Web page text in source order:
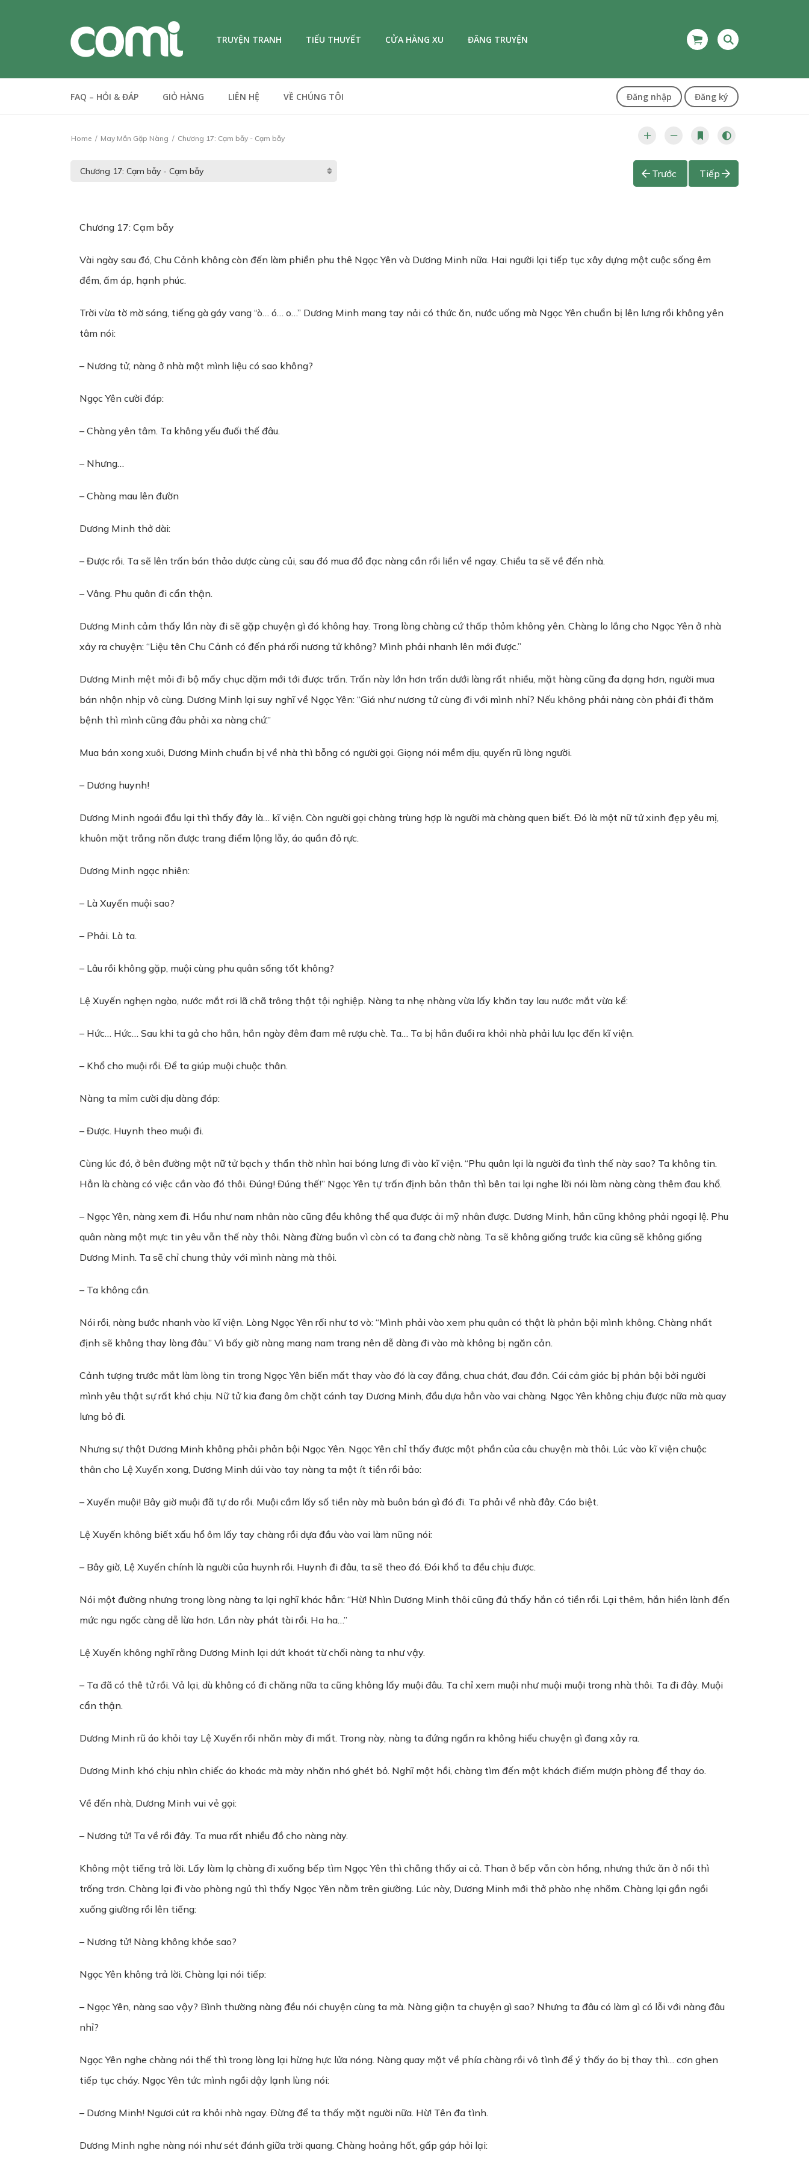
TRUYỆN TRANH TIỂU THUYẾT CỬA HÀNG XU ĐĂNG TRUYỆN
FAQ – HỎI & ĐÁP GIỎ HÀNG LIÊN HỆ VỀ CHÚNG TÔI Đăng nhập Đăng ký
Home May Mắn Gặp Nàng Chương 17: Cạm bẫy - Cạm bẫy
Trước Tiếp
Chương 17: Cạm bẫy
Vài ngày sau đó, Chu Cảnh không còn đến làm phiền phu thê Ngọc Yên và Dương Minh nữa. Hai người lại tiếp tục xây dựng một cuộc sống êm
đềm, ấm áp, hạnh phúc.
Trời vừa tờ mờ sáng, tiếng gà gáy vang “ò… ó… o…” Dương Minh mang tay nải có thức ăn, nước uống mà Ngọc Yên chuẩn bị lên lưng rồi không yên
tâm nói:
– Nương tử, nàng ở nhà một mình liệu có sao không?
Ngọc Yên cười đáp:
– Chàng yên tâm. Ta không yếu đuối thế đâu.
– Nhưng…
– Chàng mau lên đườn
Dương Minh thở dài:
– Được rồi. Ta sẽ lên trấn bán thảo dược cùng củi, sau đó mua đồ đạc nàng cần rồi liền về ngay. Chiều ta sẽ về đến nhà.
– Vâng. Phu quân đi cẩn thận.
Dương Minh cảm thấy lần này đi sẽ gặp chuyện gì đó không hay. Trong lòng chàng cứ thấp thỏm không yên. Chàng lo lắng cho Ngọc Yên ở nhà
xảy ra chuyện: “Liệu tên Chu Cảnh có đến phá rối nương tử không? Mình phải nhanh lên mới được.”
Dương Minh mệt mỏi đi bộ mấy chục dặm mới tới được trấn. Trấn này lớn hơn trấn dưới làng rất nhiều, mặt hàng cũng đa dạng hơn, người mua
bán nhộn nhịp vô cùng. Dương Minh lại suy nghĩ về Ngọc Yên: “Giá như nương tử cùng đi với mình nhỉ? Nếu không phải nàng còn phải đi thăm
bệnh thì mình cũng đâu phải xa nàng chứ.”
Mua bán xong xuôi, Dương Minh chuẩn bị về nhà thì bỗng có người gọi. Giọng nói mềm dịu, quyến rũ lòng người.
– Dương huynh!
Dương Minh ngoái đầu lại thì thấy đây là… kĩ viện. Còn người gọi chàng trùng hợp là người mà chàng quen biết. Đó là một nữ tử xinh đẹp yêu mị,
khuôn mặt trắng nõn được trang điểm lộng lẫy, áo quần đỏ rực.
Dương Minh ngạc nhiên:
– Là Xuyến muội sao?
– Phải. Là ta.
– Lâu rồi không gặp, muội cùng phu quân sống tốt không?
Lệ Xuyến nghẹn ngào, nước mắt rơi lã chã trông thật tội nghiệp. Nàng ta nhẹ nhàng vừa lấy khăn tay lau nước mắt vừa kể:
– Hức… Hức… Sau khi ta gả cho hắn, hắn ngày đêm đam mê rượu chè. Ta… Ta bị hắn đuổi ra khỏi nhà phải lưu lạc đến kĩ viện.
– Khổ cho muội rồi. Để ta giúp muội chuộc thân.
Nàng ta mỉm cười dịu dàng đáp:
– Được. Huynh theo muội đi.
Cùng lúc đó, ở bên đường một nữ tử bạch y thẩn thờ nhìn hai bóng lưng đi vào kĩ viện. “Phu quân lại là người đa tình thế này sao? Ta không tin.
Hẳn là chàng có việc cần vào đó thôi. Đúng! Đúng thế!” Ngọc Yên tự trấn định bản thân thì bên tai lại nghe lời nói làm nàng càng thêm đau khổ.
– Ngọc Yên, nàng xem đi. Hầu như nam nhân nào cũng đều không thể qua được ải mỹ nhân được. Dương Minh, hắn cũng không phải ngoại lệ. Phu
quân nàng một mực tin yêu vẫn thế này thôi. Nàng đừng buồn vì còn có ta đang chờ nàng. Ta sẽ không giống trước kia cũng sẽ không giống
Dương Minh. Ta sẽ chỉ chung thủy với mình nàng mà thôi.
– Ta không cần.
Nói rồi, nàng bước nhanh vào kĩ viện. Lòng Ngọc Yên rối như tơ vò: “Mình phải vào xem phu quân có thật là phản bội mình không. Chàng nhất
định sẽ không thay lòng đâu.” Vì bấy giờ nàng mang nam trang nên dễ dàng đi vào mà không bị ngăn cản.
Cảnh tượng trước mắt làm lòng tin trong Ngọc Yên biến mất thay vào đó là cay đắng, chua chát, đau đớn. Cái cảm giác bị phản bội bởi người
mình yêu thật sự rất khó chịu. Nữ tử kia đang ôm chặt cánh tay Dương Minh, đầu dựa hẳn vào vai chàng. Ngọc Yên không chịu được nữa mà quay
lưng bỏ đi.
Nhưng sự thật Dương Minh không phải phản bội Ngọc Yên. Ngọc Yên chỉ thấy được một phần của câu chuyện mà thôi. Lúc vào kĩ viện chuộc
thân cho Lệ Xuyến xong, Dương Minh dúi vào tay nàng ta một ít tiền rồi bảo:
– Xuyến muội! Bây giờ muội đã tự do rồi. Muội cầm lấy số tiền này mà buôn bán gì đó đi. Ta phải về nhà đây. Cáo biệt.
Lệ Xuyến không biết xấu hổ ôm lấy tay chàng rồi dựa đầu vào vai làm nũng nói:
– Bây giờ, Lệ Xuyến chính là người của huynh rồi. Huynh đi đâu, ta sẽ theo đó. Đói khổ ta đều chịu được.
Nói một đường nhưng trong lòng nàng ta lại nghĩ khác hẳn: “Hừ! Nhìn Dương Minh thôi cũng đủ thấy hắn có tiền rồi. Lại thêm, hắn hiền lành đến
mức ngu ngốc càng dễ lừa hơn. Lần này phát tài rồi. Ha ha…”
Lệ Xuyến không nghĩ rằng Dương Minh lại dứt khoát từ chối nàng ta như vậy.
– Ta đã có thê tử rồi. Vả lại, dù không có đi chăng nữa ta cũng không lấy muội đâu. Ta chỉ xem muội như muội muội trong nhà thôi. Ta đi đây. Muội
cẩn thận.
Dương Minh rũ áo khỏi tay Lệ Xuyến rồi nhăn mày đi mất. Trong này, nàng ta đứng ngẩn ra không hiểu chuyện gì đang xảy ra.
Dương Minh khó chịu nhìn chiếc áo khoác mà mày nhăn nhó ghét bỏ. Nghĩ một hồi, chàng tìm đến một khách điếm mượn phòng để thay áo.
Về đến nhà, Dương Minh vui vẻ gọi:
– Nương tử! Ta về rồi đây. Ta mua rất nhiều đồ cho nàng này.
Không một tiếng trả lời. Lấy làm lạ chàng đi xuống bếp tìm Ngọc Yên thì chẳng thấy ai cả. Than ở bếp vẫn còn hồng, nhưng thức ăn ở nồi thì
trống trơn. Chàng lại đi vào phòng ngủ thì thấy Ngọc Yên nằm trên giường. Lúc này, Dương Minh mới thở phào nhẹ nhõm. Chàng lại gần ngồi
xuống giường rồi lên tiếng:
– Nương tử! Nàng không khỏe sao?
Ngọc Yên không trả lời. Chàng lại nói tiếp:
– Ngọc Yên, nàng sao vậy? Bình thường nàng đều nói chuyện cùng ta mà. Nàng giận ta chuyện gì sao? Nhưng ta đâu có làm gì có lỗi với nàng đâu
nhỉ?
Ngọc Yên nghe chàng nói thế thì trong lòng lại hừng hực lửa nóng. Nàng quay mặt về phía chàng rồi vô tình để ý thấy áo bị thay thì… cơn ghen
tiếp tục cháy. Ngọc Yên tức mình ngồi dậy lạnh lùng nói:
– Dương Minh! Ngươi cút ra khỏi nhà ngay. Đừng để ta thấy mặt người nữa. Hừ! Tên đa tình.
Dương Minh nghe nàng nói như sét đánh giữa trời quang. Chàng hoảng hốt, gấp gáp hỏi lại: